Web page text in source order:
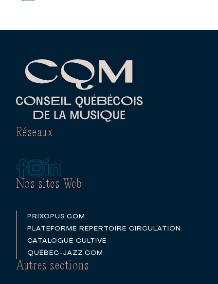
Nos sites Web
PRIXOPUS.COM
PLATEFORME RÉPERTOIRE CIRCULATION
CATALOGUE CULTIVE
QUÉBEC-JAZZ.COM
Autres sections
Réseaux